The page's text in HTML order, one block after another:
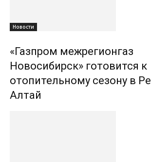
Новости
«Газпром межрегионгаз
Новосибирск» готовится к
отопительному сезону в
Алтай